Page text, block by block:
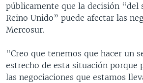
públicamente que la decisión “del
Reino Unido” puede afectar las
Mercosur.
"Creo que tenemos que hacer un
estrecho de esta situación porque
las negociaciones que estamos